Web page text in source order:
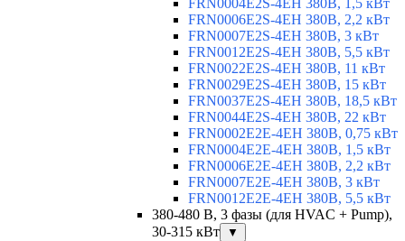
FRN0004E2S-4EH 380В, 1,5 кВт
FRN0006E2S-4EH 380В, 2,2 кВт
FRN0007E2S-4EH 380В, 3 кВт
FRN0012E2S-4EH 380В, 5,5 кВт
FRN0022E2S-4EH 380В, 11 кВт
FRN0029E2S-4EH 380В, 15 кВт
FRN0037E2S-4EH 380В, 18,5 кВт
FRN0044E2S-4EH 380В, 22 кВт
FRN0002E2E-4EH 380В, 0,75 кВт
FRN0004E2E-4EH 380В, 1,5 кВт
FRN0006E2E-4EH 380В, 2,2 кВт
FRN0007E2E-4EH 380В, 3 кВт
FRN0012E2E-4EH 380В, 5,5 кВт
380-480 В, 3 фазы (для HVAC + Pump),
30-315 кВт
▼